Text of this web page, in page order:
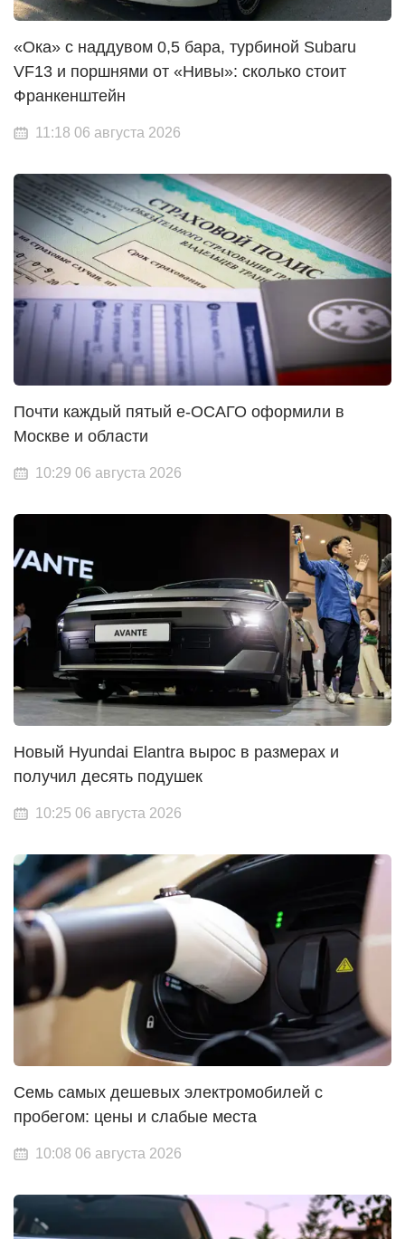
«Ока» с наддувом 0,5 бара, турбиной Subaru
VF13 и поршнями от «Нивы»: сколько стоит
Франкенштейн
11:18 06 августа 2026
Почти каждый пятый е-ОСАГО оформили в
Москве и области
10:29 06 августа 2026
Новый Hyundai Elantra вырос в размерах и
получил десять подушек
10:25 06 августа 2026
Семь самых дешевых электромобилей с
пробегом: цены и слабые места
10:08 06 августа 2026